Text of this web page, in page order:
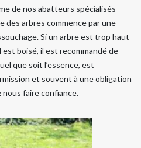
de nos abatteurs spécialisés
des arbres commence par une
Si un arbre est trop haut
boisé, il est recommandé de
que soit l’essence, est
et souvent à une obligation
nous faire confiance.